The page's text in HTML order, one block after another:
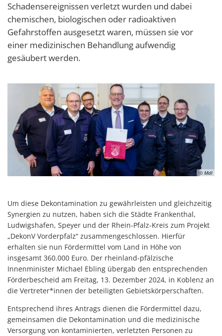
Schadensereignissen verletzt wurden und dabei
chemischen, biologischen oder radioaktiven
Gefahrstoffen ausgesetzt waren, müssen sie vor
einer medizinischen Behandlung aufwendig
gesäubert werden.
© MdI
Um diese Dekontamination zu gewährleisten und gleichzeitig
Synergien zu nutzen, haben sich die Städte Frankenthal,
Ludwigshafen, Speyer und der Rhein-Pfalz-Kreis zum Projekt
„DekonV Vorderpfalz“ zusammengeschlossen. Hierfür
erhalten sie nun Fördermittel vom Land in Höhe von
insgesamt 360.000 Euro. Der rheinland-pfälzische
Innenminister Michael Ebling übergab den entsprechenden
Förderbescheid am Freitag, 13. Dezember 2024, in Koblenz an
die Vertreter*innen der beteiligten Gebietskörperschaften.
Entsprechend ihres Antrags dienen die Fördermittel dazu,
gemeinsamen die Dekontamination und die medizinische
Versorgung von kontaminierten, verletzten Personen zu